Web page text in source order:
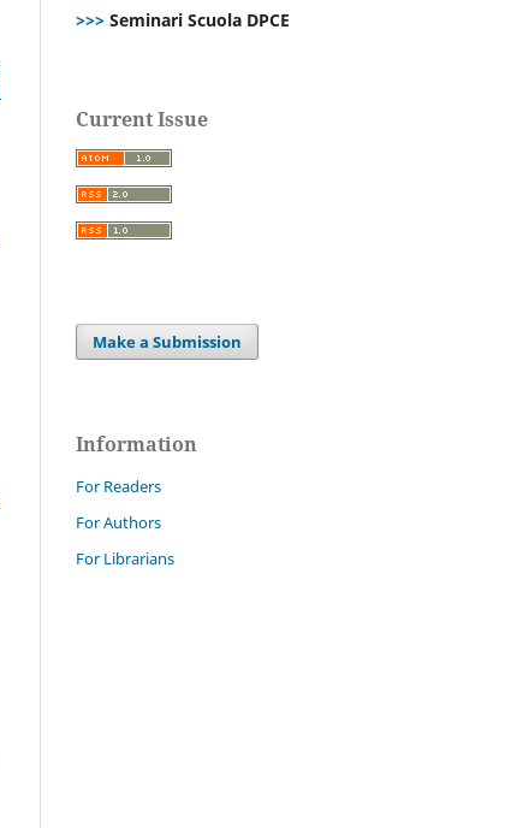
>>> Seminari Scuola DPCE
Current Issue
Make a Submission
Information
For Readers
For Authors
For Librarians